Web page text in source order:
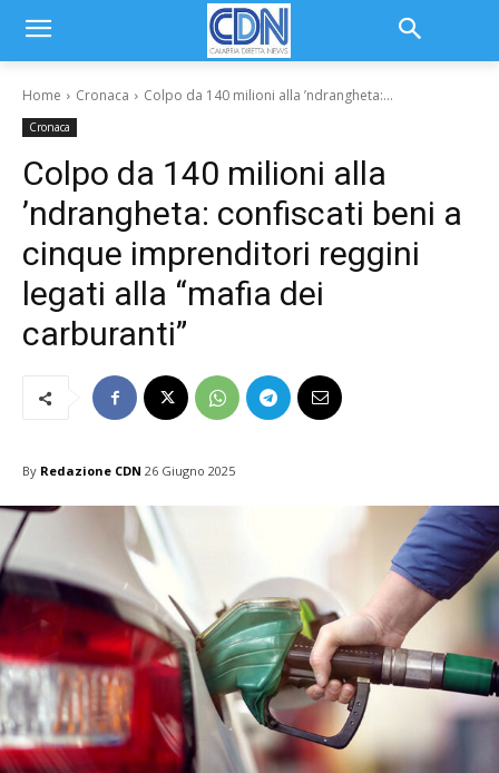
Home Cronaca Colpo da 140 milioni alla ’ndrangheta:...
Cronaca
Colpo da 140 milioni alla
’ndrangheta: confiscati beni a
cinque imprenditori reggini
legati alla “mafia dei
carburanti”
By Redazione CDN 26 Giugno 2025